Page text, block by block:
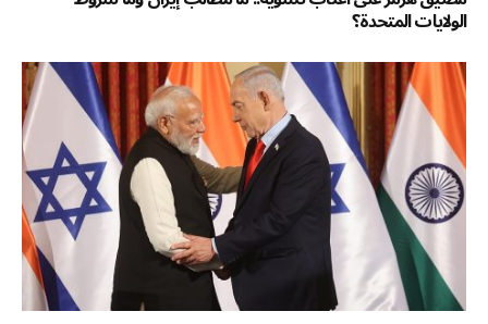
الولايات المتحدة؟